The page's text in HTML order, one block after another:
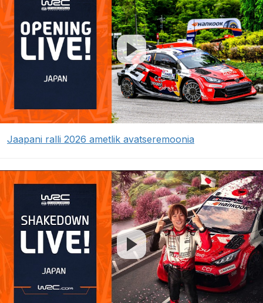
Jaapani ralli 2026 ametlik avatseremoonia